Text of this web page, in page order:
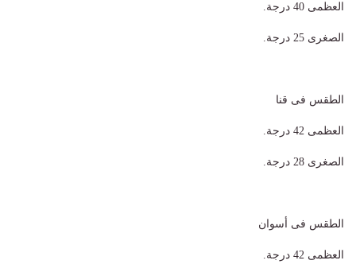
العظمى 40 درجة.
الصغرى 25 درجة.
الطقس فى قنا
العظمى 42 درجة.
الصغرى 28 درجة.
الطقس فى أسوان
العظمى 42 درجة.